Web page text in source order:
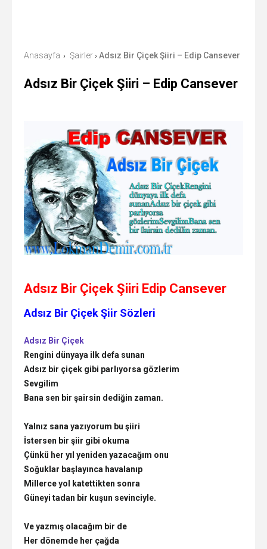
Anasayfa › Şairler › Adsız Bir Çiçek Şiiri – Edip Cansever
Adsız Bir Çiçek Şiiri – Edip Cansever
Adsız Bir Çiçek Şiiri Edip Cansever
Adsız Bir Çiçek Şiir Sözleri
Adsız Bir Çiçek
Rengini dünyaya ilk defa sunan
Adsız bir çiçek gibi parlıyorsa gözlerim
Sevgilim
Bana sen bir şairsin dediğin zaman.
Yalnız sana yazıyorum bu şiiri
İstersen bir şiir gibi okuma
Çünkü her yıl yeniden yazacağım onu
Soğuklar başlayınca havalanıp
Millerce yol katettikten sonra
Güneyi tadan bir kuşun sevinciyle.
Ve yazmış olacağım bir de
Her dönemde her çağda